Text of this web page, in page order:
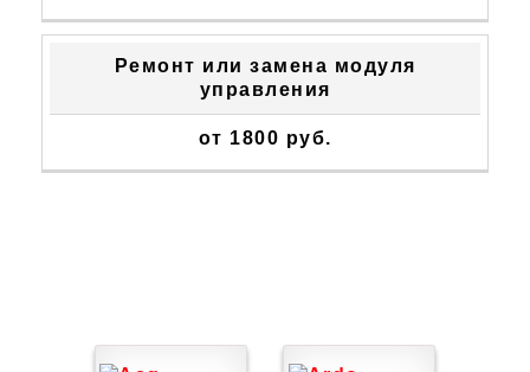
Ремонт или замена модуля
управления
от 1800 руб.